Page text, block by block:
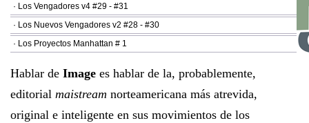
· Los Vengadores v4 #29 - #31
· Los Nuevos Vengadores v2 #28 - #30
· Los Proyectos Manhattan # 1
Hablar de Image es hablar de la, probablemente,
editorial maistream norteamericana más atrevida,
original e inteligente en sus movimientos de los